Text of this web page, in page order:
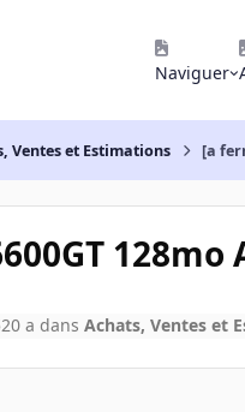
Naviguer
Ventes et Estimations [a
128mo
20 a dans Achats, Ventes et